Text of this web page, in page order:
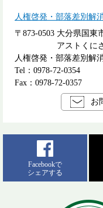
人権啓発・部落差別解
〒873-0503 大分県国東
アストくに
人権啓発・部落差別解
Tel：0978-72-0354
Fax：0978-72-0357
お
Facebookで
シェアする